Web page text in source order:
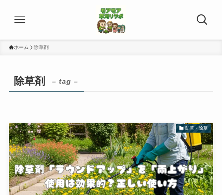
ホーム 除草剤
除草剤 – tag –
防草・除草